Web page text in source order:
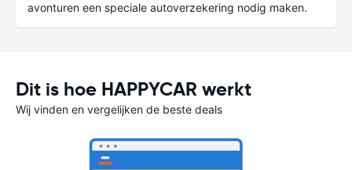
avonturen een speciale autoverzekering nodig maken.
Dit is hoe HAPPYCAR werkt
Wij vinden en vergelijken de beste deals